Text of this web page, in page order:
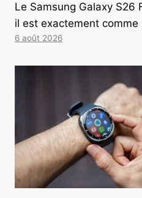
Le Samsung Galaxy S26
il est exactement comme
6 août 2026